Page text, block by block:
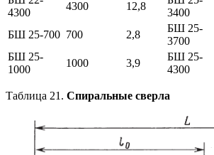
4300
4300 12,8
3400
БШ 25-700 700 2,8
БШ 25-
3700
БШ 25-
1000
1000 3,9
БШ 25-
4300
Таблица 21. Спиральные сверла